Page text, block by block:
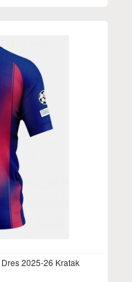
2025-26 Kratak